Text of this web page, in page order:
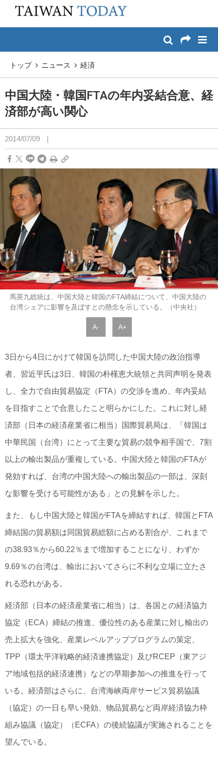
メイン コンテンツへスキップ
トップ ニュース 経済
中国大陸・韓国FTAの年内妥結合意、経
済部が高い関心
2014/07/09 |
馬英九総統は、中国大陸と韓国のFTA締結について、中国大陸の
台湾シェアに影響を及ぼすとの懸念を示している。（中央社）
A- A+
3日から4日にかけて韓国を訪問した中国大陸の政治指導
者、習近平氏は3日、韓国の朴槿恵大統領と共同声明を発表
し、全力で自由貿易協定（FTA）の交渉を進め、年内妥結
を目指すことで合意したこと明らかにした。これに対し経
済部（日本の経済産業省に相当）国際貿易局は、「韓国は
中華民国（台湾）にとって主要な貿易の競争相手国で、7割
以上の輸出製品が重複している。中国大陸と韓国のFTAが
発効すれば、台湾の中国大陸への輸出製品の一部は、深刻
な影響を受ける可能性がある」との見解を示した。
また、もし中国大陸と韓国がFTAを締結すれば、韓国とFTA
締結国の貿易額は同国貿易総額に占める割合が、これまで
の38.93％から60.22％まで増加することになり、わずか
9.69％の台湾は、輸出においてさらに不利な立場に立たさ
れる恐れがある。
経済部（日本の経済産業省に相当）は、各国との経済協力
協定（ECA）締結の推進、優位性のある産業に対し輸出の
売上拡大を強化、産業レベルアッププログラムの策定、
TPP（環太平洋戦略的経済連携協定）及びRCEP（東アジ
ア地域包括的経済連携）などの早期参加への推進を行って
いる。経済部はさらに、台湾海峡両岸サービス貿易協議
（協定）の一日も早い発効、物品貿易など両岸経済協力枠
組み協議（協定）（ECFA）の後続協議が実施されることを
望んでいる。